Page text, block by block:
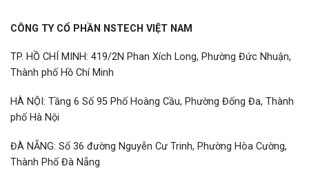
CÔNG TY CỔ PHẦN NSTECH VIỆT NAM
TP. HỒ CHÍ MINH: 419/2N Phan Xích Long, Phường Đức Nhuận,
Thành phố Hồ Chí Minh
HÀ NỘI: Tầng 6 Số 95 Phố Hoàng Cầu, Phường Đống Đa, Thành
phố Hà Nội
ĐÀ NẴNG: Số 36 đường Nguyễn Cư Trinh, Phường Hòa Cường,
Thành Phố Đà Nẵng